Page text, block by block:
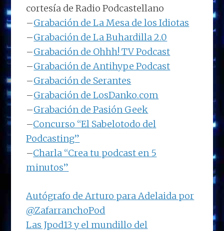
cortesía de Radio Podcastellano
–Grabación de La Mesa de los Idiotas
–Grabación de La Buhardilla 2.0
–Grabación de Ohhh! TV Podcast
–Grabación de Antihype Podcast
–Grabación de Serantes
–Grabación de LosDanko.com
–Grabación de Pasión Geek
–Concurso “El Sabelotodo del
Podcasting”
–Charla “Crea tu podcast en 5
minutos”
Autógrafo de Arturo para Adelaida por
@ZafarranchoPod
Las Jpod13 y el mundillo del